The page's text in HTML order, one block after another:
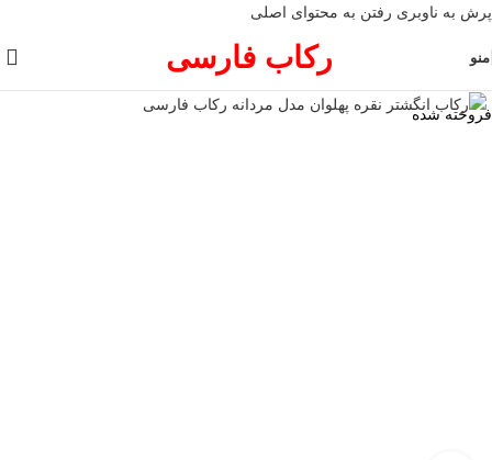
پرش به ناوبری رفتن به محتوای اصلی
منو رکاب فارسی
فروخته شده